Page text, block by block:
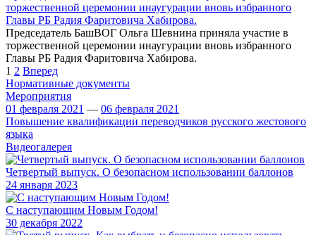
торжественной церемонии инаугурации вновь избранного
Главы РБ Радия Фаритовича Хабирова.
Председатель БашВОГ Ольга Шевнина приняла участие в
торжественной церемонии инаугурации вновь избранного
Главы РБ Радия Фаритовича Хабирова.
1 2 Вперед
Нормативные документы
Мероприятия
01 февраля 2021 — 06 февраля 2021
Повышение квалификации переводчиков русского жестового
языка
Видеогалерея
Четвертый выпуск. О безопасном использовании баллонов
24 января 2023
С наступающим Новым Годом!
30 декабря 2022